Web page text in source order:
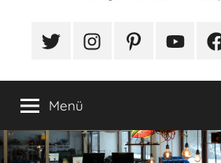
Radio
Hamburg
Lampenbau
#TwitterInstagramPinterestYouTube
Menü